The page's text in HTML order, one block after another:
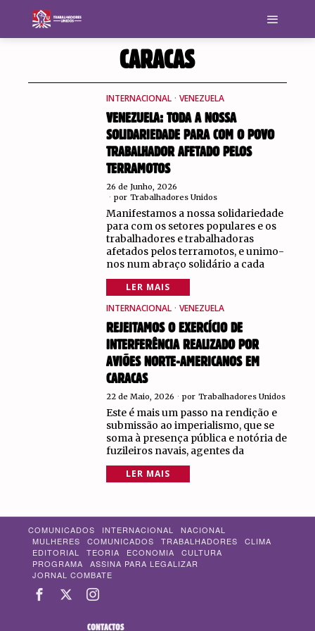
CARACAS
INTERNACIONAL · VENEZUELA
VENEZUELA: TODA A NOSSA
SOLIDARIEDADE PARA COM O POVO
TRABALHADOR AFETADO PELOS
TERRAMOTOS
26 de Junho, 2026
por Trabalhadores Unidos
Manifestamos a nossa solidariedade
para com os setores populares e os
trabalhadores e trabalhadoras
afetados pelos terramotos, e unimo-
nos num abraço solidário a cada
LER MAIS
INTERNACIONAL · VENEZUELA
REJEITAMOS O EXERCÍCIO DE
INTERFERÊNCIA REALIZADO POR
AVIÕES NORTE-AMERICANOS EM
CARACAS
22 de Maio, 2026 por Trabalhadores Unidos
Este é mais um passo na rendição e
submissão ao imperialismo, que se
soma à presença pública e notória de
fuzileiros navais, agentes da
LER MAIS
COMUNICADOS INTERNACIONAL
NACIONAL
MULHERES
COMUNICADOS TRABALHADORES
CLIMA
EDITORIAL
TEORIA ECONOMIA
CULTURA
PROGRAMA
ASSINA PARA LEGALIZAR
JORNAL COMBATE
CONTACTOS